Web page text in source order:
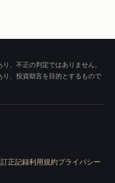
、不正の判定ではありません。
、投資助言を目的とするもので
訂正記録利用規約プライバシー